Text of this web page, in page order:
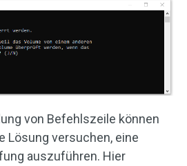
von Befehlszeile können
Lösung versuchen, eine
auszuführen. Hier